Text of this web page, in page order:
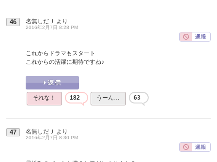
46 名無しだＪ より
2016年2月7日 8:28 PM
これからドラマもスタート
これからの活躍に期待ですね♪
それな！ 182 うーん… 63
47 名無しだＪ より
2016年2月7日 8:30 PM